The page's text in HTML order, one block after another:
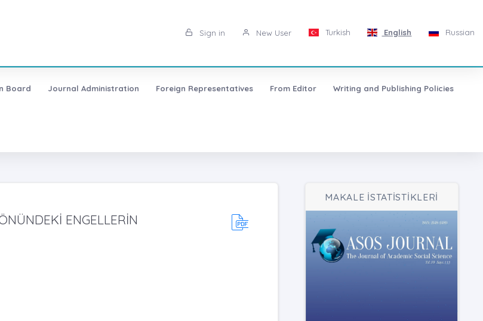
Sign in New User Turkish English Russian
Board Journal Administration Foreign Representatives From Editor Writing and Publishing Policies
ENGELLERİN
MAKALE İSTATİSTİKLERİ